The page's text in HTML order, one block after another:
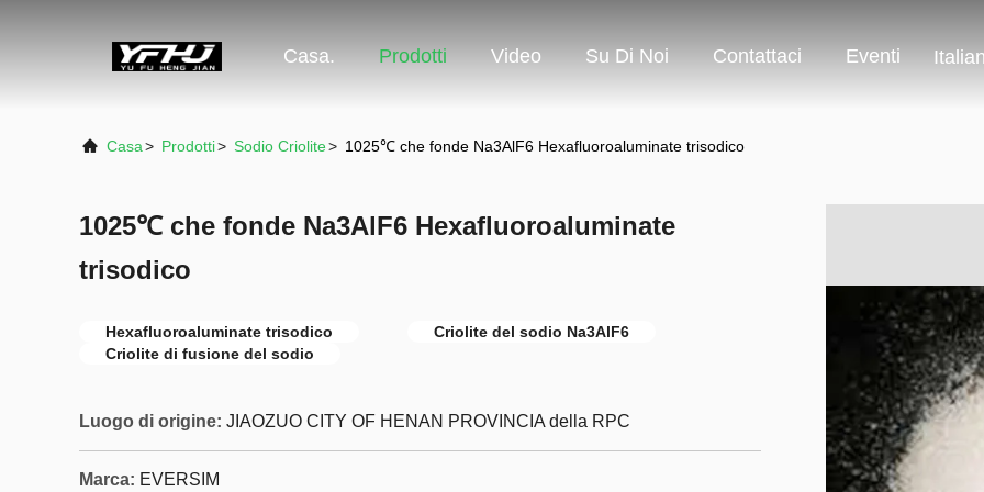
Casa. Prodotti Video Su Di Noi Contattaci Eventi
Casa> Prodotti> Sodio Criolite> 1025℃ che fonde Na3AlF6 Hexafluoroaluminate trisodico
1025℃ che fonde Na3AlF6 Hexafluoroaluminate
trisodico
Hexafluoroaluminate trisodico
Criolite del sodio Na3AlF6
Criolite di fusione del sodio
Luogo di origine: JIAOZUO CITY OF HENAN PROVINCIA della RPC
Marca: EVERSIM